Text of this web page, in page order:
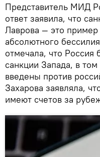
Представитель МИД
ответ заявила, что
Лаврова — это
абсолютного
отмечала, что Россия
санкции Запада, в
введены против
Захарова заявляла,
имеют счетов за